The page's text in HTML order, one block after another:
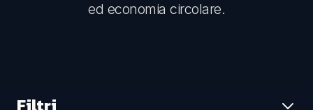
ed economia circolare.